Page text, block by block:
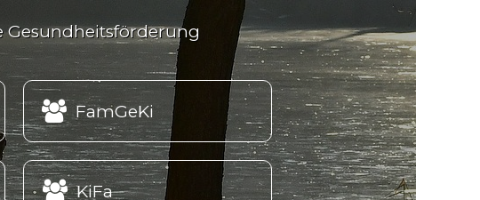
Gesundheitsförderung
 FamGeKi
 KiFa